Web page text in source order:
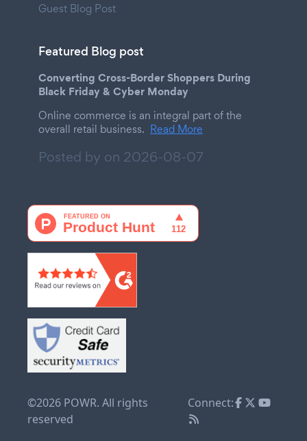
Guest Blog Post
Featured Blog post
Converting Cross-Border Shoppers During
Black Friday & Cyber Monday
Online commerce is an integral part of the
overall retail business. Read More
Posted by on 2026-08-07
©2026 POWR. All rights
reserved
Connect: